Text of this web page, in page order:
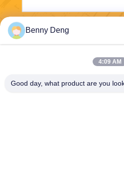
Benny Deng
4:09 AM
Good day, what product are you